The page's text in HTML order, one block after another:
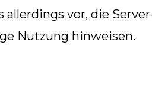
vor, die
Nutzung hinweisen.